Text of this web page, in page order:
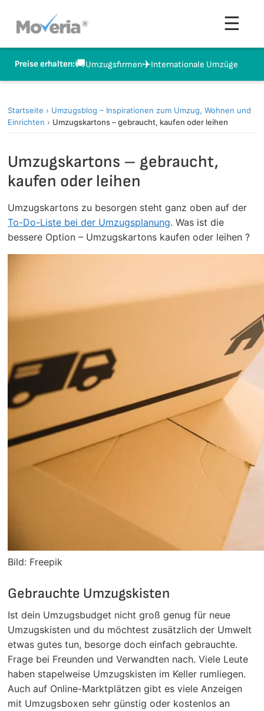
Inhalt
springen
☰
Preise erhalten:🚚Umzugsfirmen✈️Internationale Umzüge
Startseite › Umzugsblog – Inspirationen zum Umzug, Wohnen und
Einrichten › Umzugskartons – gebraucht, kaufen oder leihen
Umzugskartons – gebraucht,
kaufen oder leihen
Umzugskartons zu besorgen steht ganz oben auf der
To-Do-Liste bei der Umzugsplanung. Was ist die
bessere Option – Umzugskartons kaufen oder leihen ?
Bild: Freepik
Gebrauchte Umzugskisten
Ist dein Umzugsbudget nicht groß genug für neue
Umzugskisten und du möchtest zusätzlich der Umwelt
etwas gutes tun, besorge doch einfach gebrauchte.
Frage bei Freunden und Verwandten nach. Viele Leute
haben stapelweise Umzugskisten im Keller rumliegen.
Auch auf Online-Marktplätzen gibt es viele Anzeigen
mit Umzugsboxen sehr günstig oder kostenlos an